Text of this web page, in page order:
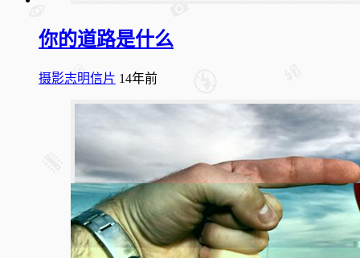
你的道路是什么
摄影志明信片 14年前